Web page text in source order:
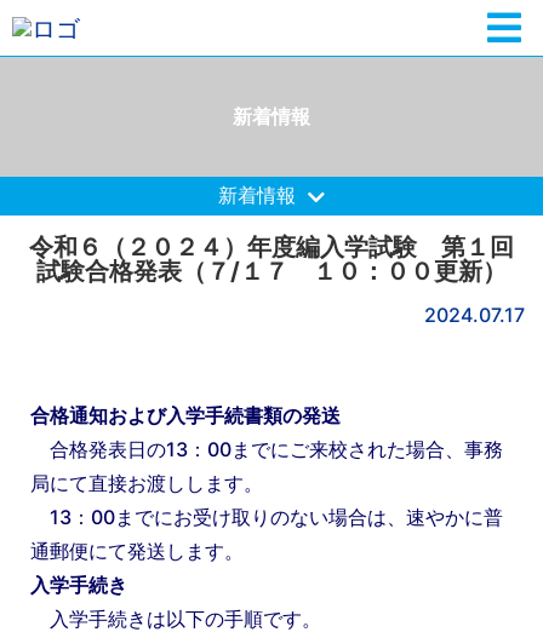
新着情報
新着情報
令和６（２０２４）年度編入学試験 第１回
試験合格発表（７/１７ １０：００更新）
2024.07.17
合格通知および入学手続書類の発送
合格発表日の13：00までにご来校された場合、事務
局にて直接お渡しします。
13：00までにお受け取りのない場合は、速やかに普
通郵便にて発送します。
入学手続き
入学手続きは以下の手順です。